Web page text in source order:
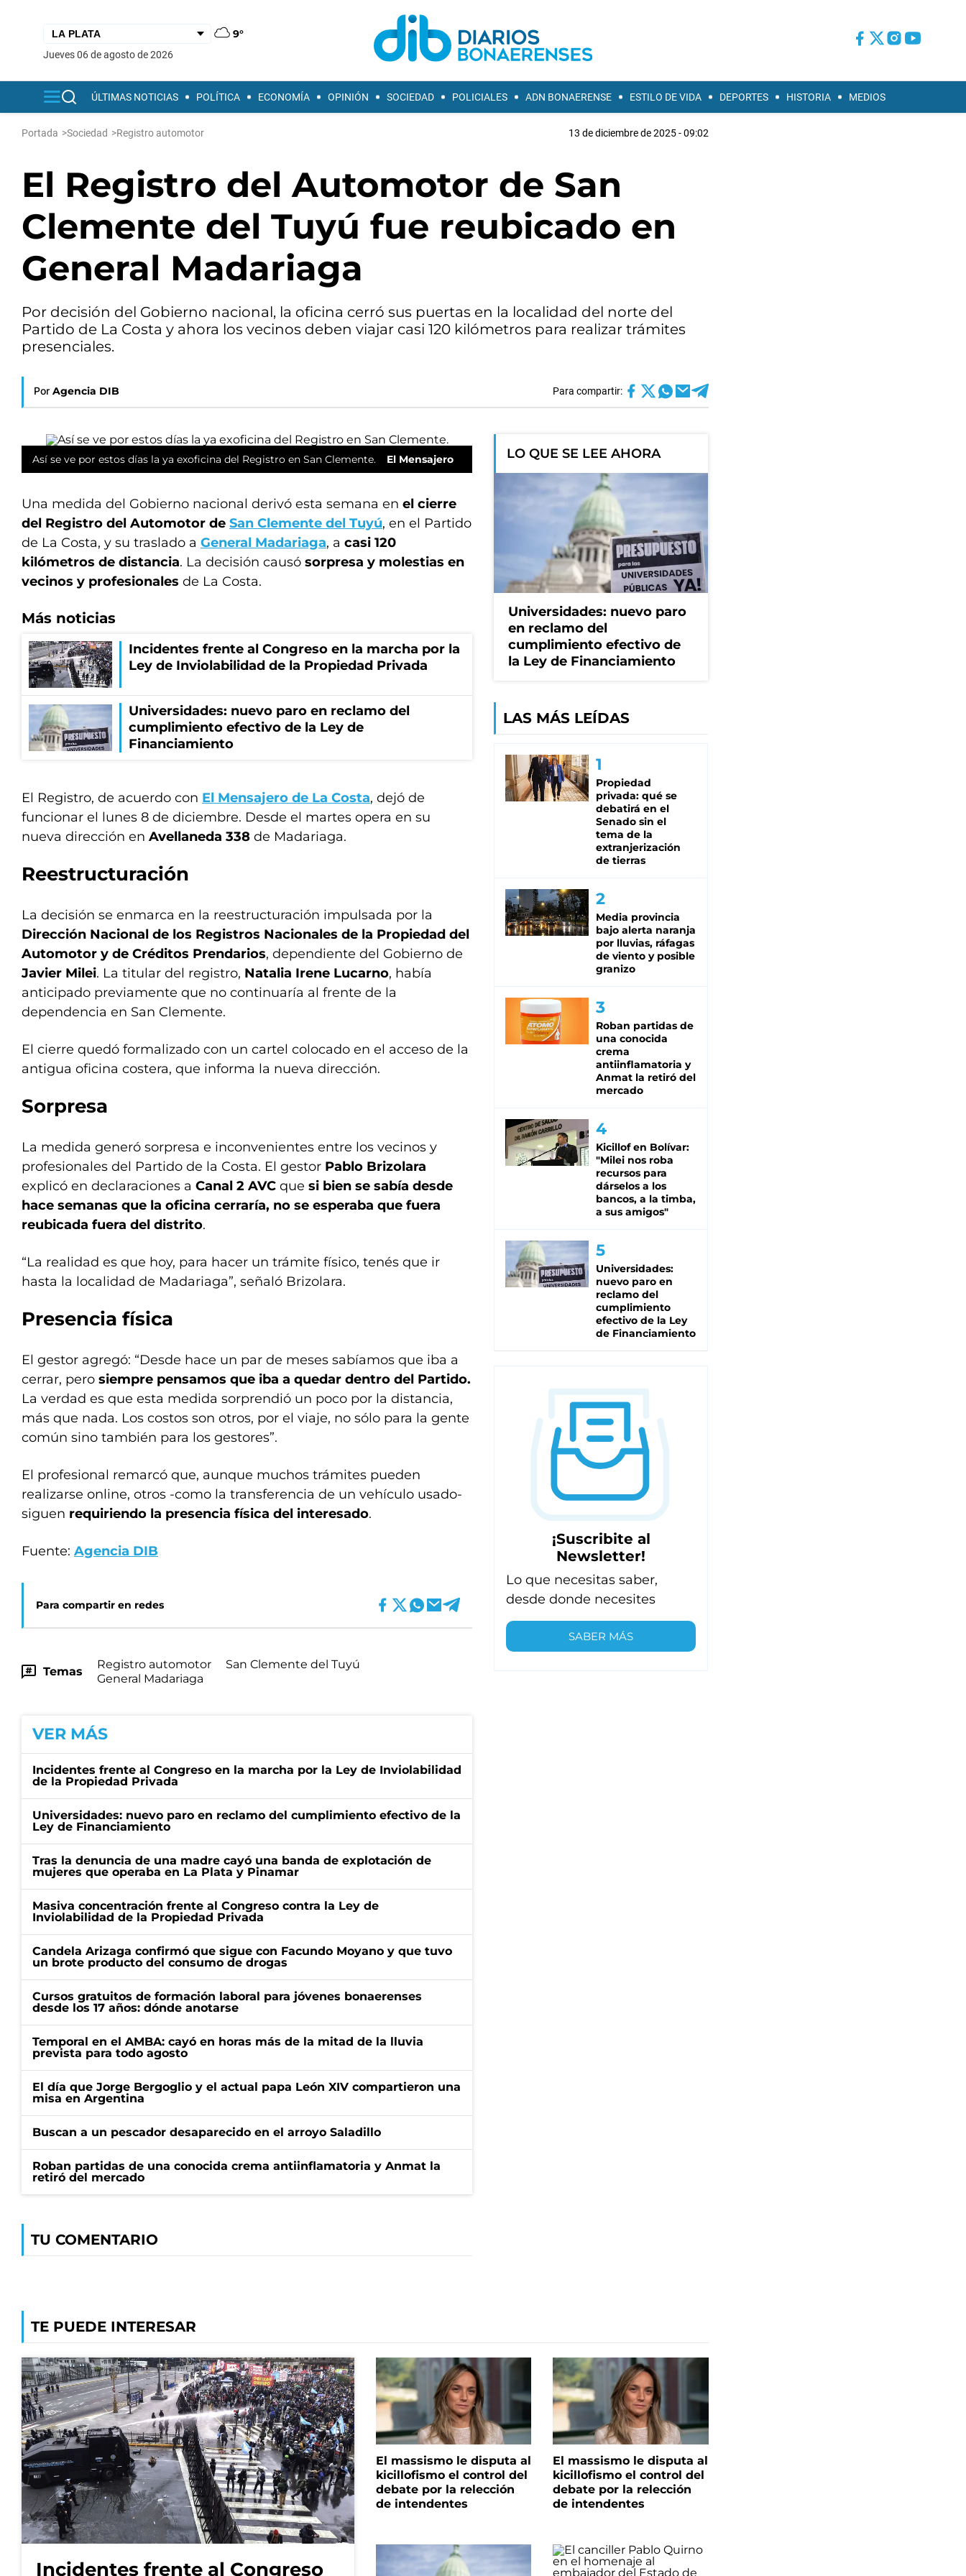
9°
jueves 06 de agosto de 2026
ÚLTIMAS NOTICIAS POLÍTICA ECONOMÍA OPINIÓN SOCIEDAD POLICIALES ADN BONAERENSE ESTILO DE VIDA DEPORTES HISTORIA MEDIOS
Portada >Sociedad >Registro automotor 13 de diciembre de 2025 - 09:02
El Registro del Automotor de San
Clemente del Tuyú fue reubicado en
General Madariaga
Por decisión del Gobierno nacional, la oficina cerró sus puertas en la localidad del norte del
Partido de La Costa y ahora los vecinos deben viajar casi 120 kilómetros para realizar trámites
presenciales.
Por Agencia DIB Para compartir:
Así se ve por estos días la ya exoficina del Registro en San Clemente. El Mensajero
Una medida del Gobierno nacional derivó esta semana en el cierre
del Registro del Automotor de San Clemente del Tuyú, en el Partido
de La Costa, y su traslado a General Madariaga, a casi 120
kilómetros de distancia. La decisión causó sorpresa y molestias en
vecinos y profesionales de La Costa.
Más noticias
Incidentes frente al Congreso en la marcha por la
Ley de Inviolabilidad de la Propiedad Privada
Universidades: nuevo paro en reclamo del
cumplimiento efectivo de la Ley de
Financiamiento
El Registro, de acuerdo con El Mensajero de La Costa, dejó de
funcionar el lunes 8 de diciembre. Desde el martes opera en su
nueva dirección en Avellaneda 338 de Madariaga.
Reestructuración
La decisión se enmarca en la reestructuración impulsada por la
Dirección Nacional de los Registros Nacionales de la Propiedad del
Automotor y de Créditos Prendarios, dependiente del Gobierno de
Javier Milei. La titular del registro, Natalia Irene Lucarno, había
anticipado previamente que no continuaría al frente de la
dependencia en San Clemente.
El cierre quedó formalizado con un cartel colocado en el acceso de la
antigua oficina costera, que informa la nueva dirección.
Sorpresa
La medida generó sorpresa e inconvenientes entre los vecinos y
profesionales del Partido de la Costa. El gestor Pablo Brizolara
explicó en declaraciones a Canal 2 AVC que si bien se sabía desde
hace semanas que la oficina cerraría, no se esperaba que fuera
reubicada fuera del distrito.
“La realidad es que hoy, para hacer un trámite físico, tenés que ir
hasta la localidad de Madariaga”, señaló Brizolara.
Presencia física
El gestor agregó: “Desde hace un par de meses sabíamos que iba a
cerrar, pero siempre pensamos que iba a quedar dentro del Partido.
La verdad es que esta medida sorprendió un poco por la distancia,
más que nada. Los costos son otros, por el viaje, no sólo para la gente
común sino también para los gestores”.
El profesional remarcó que, aunque muchos trámites pueden
realizarse online, otros -como la transferencia de un vehículo usado-
siguen requiriendo la presencia física del interesado.
Fuente: Agencia DIB
Para compartir en redes
Temas
Registro automotor
San Clemente del Tuyú
General Madariaga
VER MÁS
Incidentes frente al Congreso en la marcha por la Ley de Inviolabilidad
de la Propiedad Privada
Universidades: nuevo paro en reclamo del cumplimiento efectivo de la
Ley de Financiamiento
Tras la denuncia de una madre cayó una banda de explotación de
mujeres que operaba en La Plata y Pinamar
Masiva concentración frente al Congreso contra la Ley de
Inviolabilidad de la Propiedad Privada
Candela Arizaga confirmó que sigue con Facundo Moyano y que tuvo
un brote producto del consumo de drogas
Cursos gratuitos de formación laboral para jóvenes bonaerenses
desde los 17 años: dónde anotarse
Temporal en el AMBA: cayó en horas más de la mitad de la lluvia
prevista para todo agosto
El día que Jorge Bergoglio y el actual papa León XIV compartieron una
misa en Argentina
Buscan a un pescador desaparecido en el arroyo Saladillo
Roban partidas de una conocida crema antiinflamatoria y Anmat la
retiró del mercado
TU COMENTARIO
LO QUE SE LEE AHORA
Universidades: nuevo paro
en reclamo del
cumplimiento efectivo de
la Ley de Financiamiento
LAS MÁS LEÍDAS
Propiedad
privada: qué se
debatirá en el
Senado sin el
tema de la
extranjerización
de tierras
Media provincia
bajo alerta naranja
por lluvias, ráfagas
de viento y posible
granizo
Roban partidas de
una conocida
crema
antiinflamatoria y
Anmat la retiró del
mercado
Kicillof en Bolívar:
"Milei nos roba
recursos para
dárselos a los
bancos, a la timba,
a sus amigos"
Universidades:
nuevo paro en
reclamo del
cumplimiento
efectivo de la Ley
de Financiamiento
¡Suscribite al
Newsletter!
Lo que necesitas saber,
desde donde necesites
SABER MÁS
TE PUEDE INTERESAR
Incidentes frente al Congreso
El massismo le disputa al
kicillofismo el control del
debate por la relección
de intendentes
El massismo le disputa al
kicillofismo el control del
debate por la relección
de intendentes